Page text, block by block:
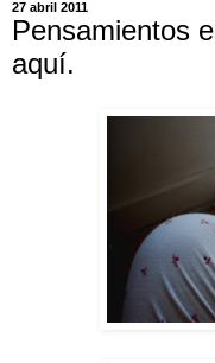
27 abril 2011
Pensamientos
aquí.